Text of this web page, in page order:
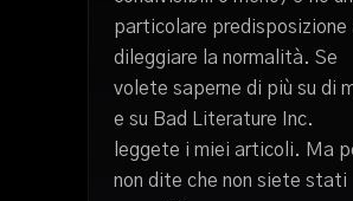
particolare predisposizione
dileggiare la normalità. Se
volete saperne di più su di
e su Bad Literature Inc.
leggete i miei articoli. Ma
non dite che non siete stati